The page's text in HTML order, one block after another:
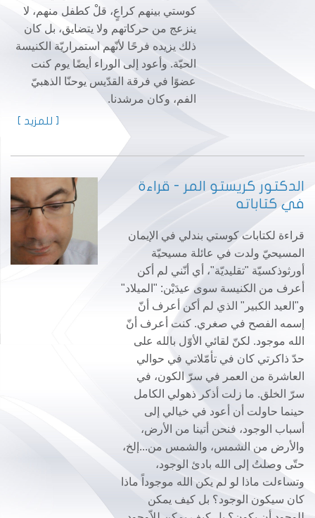
كوستي بينهم كراعٍ، قلْ كطفل منهم، لا
ينزعج من حركاتهم ولا يتضايق، بل كان
ذلك يزيده فرحًا لأنّهم استمراريّة الكنيسة
الحيّة. وأعود إلى الوراء أيضًا يوم كنت
عضوًا في فرقة القدّيس يوحنّا الذهبيّ
الفم، وكان مرشدنا.
[ للمزيد ]
الدكتور كريستو المر - قراءة
في كتاباته
قراءة لكتابات كوستي بندلي في الإيمان
المسيحيّ ولدت في عائلة مسيحيّة
أورثوذكسيّة "تقليديّة"، أي أنّني لم أكن
أعرف من الكنيسة سوى عيدَيْن: "الميلاد"
و"العيد الكبير" الذي لم أكن أعرف أنّ
إسمه الفصح في صغري. كنت أعرف أنّ
الله موجود. لكنّ لقائي الأوّل بالله على
حدّ ذاكرتي كان في تأمّلاتي في حوالي
العاشرة من العمر في سرّ الكون، في
سرّ الخلق. ما زلت أذكر ذهولي الكامل
حينما حاولت أن أعود في خيالي إلى
أسباب الوجود، فنحن أتينا من الأرض،
والأرض من الشمس، والشمس من...إلخ،
حتّى وصلتُ إلى الله بادئ الوجود،
وتساءلت ماذا لو لم يكن الله موجوداً ماذا
كان سيكون الوجود؟ بل كيف يمكن